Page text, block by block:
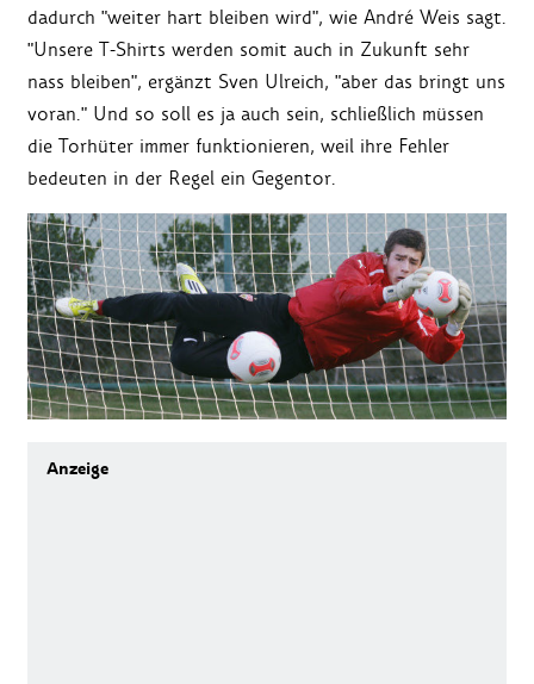
dadurch "weiter hart bleiben wird", wie André Weis sagt.
"Unsere T-Shirts werden somit auch in Zukunft sehr
nass bleiben", ergänzt Sven Ulreich, "aber das bringt uns
voran." Und so soll es ja auch sein, schließlich müssen
die Torhüter immer funktionieren, weil ihre Fehler
bedeuten in der Regel ein Gegentor.